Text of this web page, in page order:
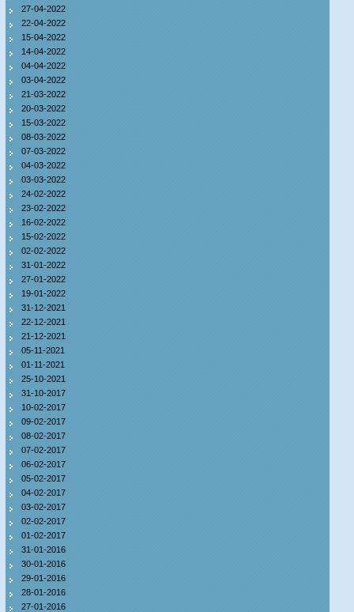
27-04-2022
22-04-2022
15-04-2022
14-04-2022
04-04-2022
03-04-2022
21-03-2022
20-03-2022
15-03-2022
08-03-2022
07-03-2022
04-03-2022
03-03-2022
24-02-2022
23-02-2022
16-02-2022
15-02-2022
02-02-2022
31-01-2022
27-01-2022
19-01-2022
31-12-2021
22-12-2021
21-12-2021
05-11-2021
01-11-2021
25-10-2021
31-10-2017
10-02-2017
09-02-2017
08-02-2017
07-02-2017
06-02-2017
05-02-2017
04-02-2017
03-02-2017
02-02-2017
01-02-2017
31-01-2016
30-01-2016
29-01-2016
28-01-2016
27-01-2016